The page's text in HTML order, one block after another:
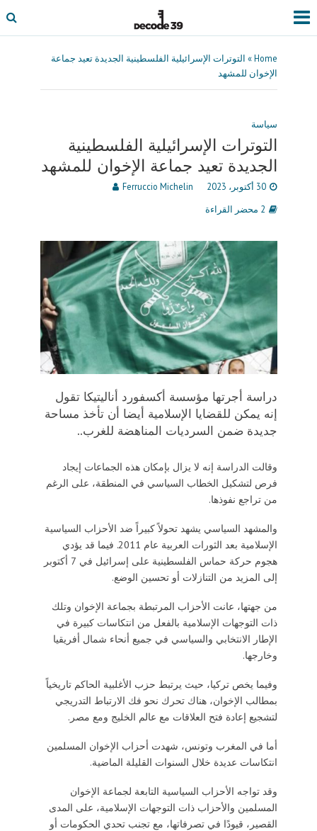
Home
» التوترات الإسرائيلية الفلسطينية الجديدة تعيد جماعة
الإخوان للمشهد
سياسة
التوترات الإسرائيلية الفلسطينية
الجديدة تعيد جماعة الإخوان للمشهد
30 أكتوبر، 2023
Ferruccio Michelin
2 محضر القراءة
دراسة أجرتها مؤسسة أكسفورد أناليتيكا تقول
إنه يمكن للقضايا الإسلامية أيضا أن تأخذ مساحة
جديدة ضمن السرديات المناهضة للغرب..
وقالت الدراسة إنه لا يزال بإمكان هذه الجماعات إيجاد
فرص لتشكيل الخطاب السياسي في المنطقة، على الرغم
من تراجع نفوذها.
والمشهد السياسي يشهد تحولاً كبيراً ضد الأحزاب السياسية
الإسلامية بعد الثورات العربية عام 2011. فيما قد يؤدي
هجوم حركة حماس الفلسطينية على إسرائيل في 7 أكتوبر
إلى المزيد من التنازلات أو تحسين الوضع.
من جهتها، عانت الأحزاب المرتبطة بجماعة الإخوان وتلك
ذات التوجهات الإسلامية بالفعل من انتكاسات كبيرة في
الإطار الانتخابي والسياسي في جميع أنحاء شمال أفريقيا
وخارجها.
وفيما يخص تركيا، حيث يرتبط حزب الأغلبية الحاكم تاريخياً
بمطالب الإخوان، هناك تحرك نحو فك الارتباط التدريجي
لتشجيع إعادة فتح العلاقات مع عالم الخليج ومع مصر.
أما في المغرب وتونس، شهدت أحزاب الإخوان المسلمين
انتكاسات عديدة خلال السنوات القليلة الماضية.
وقد تواجه الأحزاب السياسية التابعة لجماعة الإخوان
المسلمين والأحزاب ذات التوجهات الإسلامية، على المدى
القصير، قيودًا في تصرفاتها، مع تجنب تحدي الحكومات أو